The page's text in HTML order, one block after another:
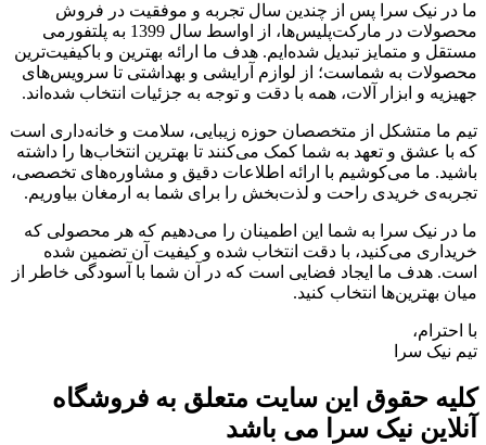
ما در نیک سرا پس از چندین سال تجربه و موفقیت در فروش
محصولات در مارکت‌پلیس‌ها، از اواسط سال 1399 به پلتفورمی
مستقل و متمایز تبدیل شده‌ایم. هدف ما ارائه بهترین و باکیفیت‌ترین
محصولات به شماست؛ از لوازم آرایشی و بهداشتی تا سرویس‌های
جهیزیه و ابزار آلات، همه با دقت و توجه به جزئیات انتخاب شده‌اند.
تیم ما متشکل از متخصصان حوزه زیبایی، سلامت و خانه‌داری است
که با عشق و تعهد به شما کمک می‌کنند تا بهترین انتخاب‌ها را داشته
باشید. ما می‌کوشیم با ارائه اطلاعات دقیق و مشاوره‌های تخصصی،
تجربه‌ی خریدی راحت و لذت‌بخش را برای شما به ارمغان بیاوریم.
ما در نیک سرا به شما این اطمینان را می‌دهیم که هر محصولی که
خریداری می‌کنید، با دقت انتخاب شده و کیفیت آن تضمین شده
است. هدف ما ایجاد فضایی است که در آن شما با آسودگی خاطر از
میان بهترین‌ها انتخاب کنید.
با احترام،
تیم نیک سرا
کلیه حقوق این سایت متعلق به فروشگاه
آنلاین نیک سرا می باشد